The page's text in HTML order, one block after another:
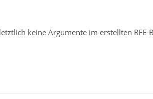
keine Argumente im erstellten RFE-